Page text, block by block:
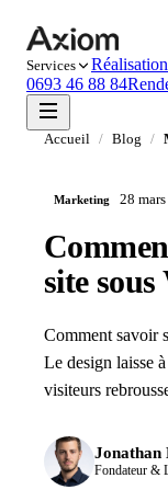
Services
0693 46 88 84
Accueil / Blog /
Marketing 28
site sous
Comment savoir
Le design laisse
visiteurs
Jonathan
Fondateur &